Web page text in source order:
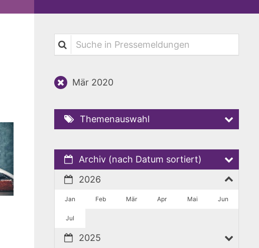
Suche in Pressemeldungen
Mär 2020
Themenauswahl
Archiv (nach Datum sortiert)
2026
Jan Feb Mär Apr Mai Jun
Jul
2025